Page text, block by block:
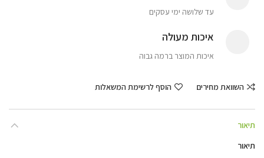
עד שלושה ימי עסקים
איכות מעולה
איכות המוצר ברמה גבוה
השוואת מחירים הוסף לרשימת המשאלות
תיאור
תיאור